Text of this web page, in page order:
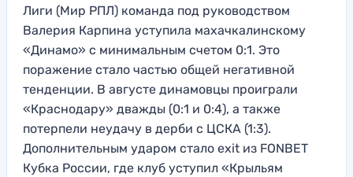
Лиги (Мир РПЛ) команда под руководством
Валерия Карпина уступила махачкалинскому
«Динамо» с минимальным счетом 0:1. Это
поражение стало частью общей негативной
тенденции. В августе динамовцы проиграли
«Краснодару» дважды (0:1 и 0:4), а также
потерпели неудачу в дерби с ЦСКА (1:3).
Дополнительным ударом стало exit из FONBET
Кубка России, где клуб уступил «Крыльям